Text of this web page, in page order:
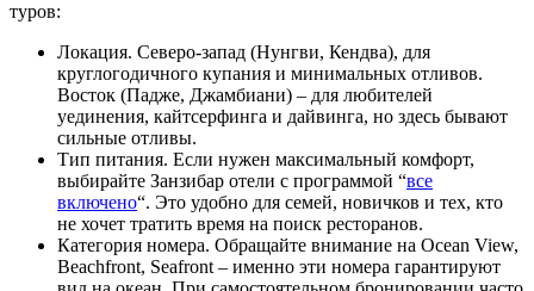
туров:
Локация. Северо-запад (Нунгви, Кендва), для
круглогодичного купания и минимальных отливов.
Восток (Падже, Джамбиани) – для любителей
уединения, кайтсерфинга и дайвинга, но здесь бывают
сильные отливы.
Тип питания. Если нужен максимальный комфорт,
выбирайте Занзибар отели с программой “все
включено“. Это удобно для семей, новичков и тех, кто
не хочет тратить время на поиск ресторанов.
Категория номера. Обращайте внимание на Ocean View,
Beachfront, Seafront – именно эти номера гарантируют